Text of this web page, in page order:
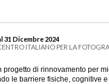
31 Dicembre 2024
ITALIANO PER LA
progetto di rinnovamento per
le barriere fisiche, cognitive